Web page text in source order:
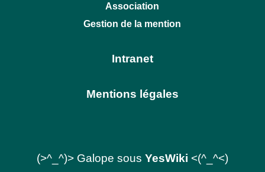
Association
Gestion de la mention
Intranet
Mentions légales
(>^_^)> Galope sous YesWiki <(^_^<)